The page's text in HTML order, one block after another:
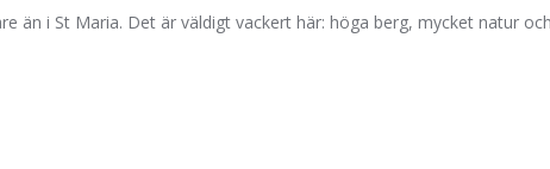
än i St Maria. Det är väldigt vackert här: höga berg, mycket natur